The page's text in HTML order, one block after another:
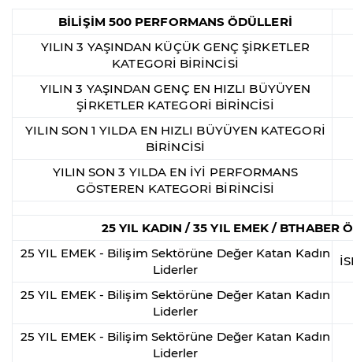
BİLİŞİM 500 PERFORMANS ÖDÜLLERİ
YILIN 3 YAŞINDAN KÜÇÜK GENÇ ŞİRKETLER
KATEGORİ BİRİNCİSİ
YILIN 3 YAŞINDAN GENÇ EN HIZLI BÜYÜYEN
ŞİRKETLER KATEGORİ BİRİNCİSİ
YILIN SON 1 YILDA EN HIZLI BÜYÜYEN KATEGORİ
BİRİNCİSİ
YILIN SON 3 YILDA EN İYİ PERFORMANS
GÖSTEREN KATEGORİ BİRİNCİSİ
25 YIL KADIN / 35 YIL EMEK / BTHABER
25 YIL EMEK - Bilişim Sektörüne Değer Katan Kadın
Liderler
25 YIL EMEK - Bilişim Sektörüne Değer Katan Kadın
Liderler
25 YIL EMEK - Bilişim Sektörüne Değer Katan Kadın
Liderler